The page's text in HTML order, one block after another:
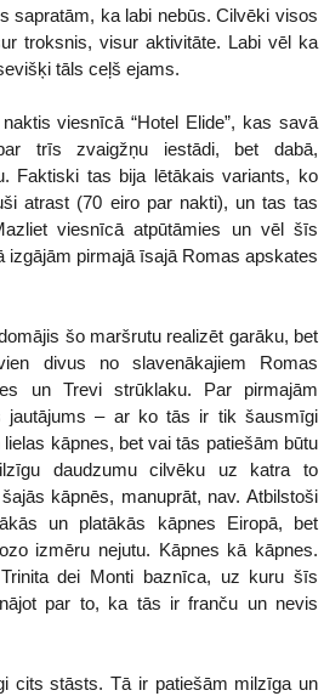
sapratām, ka labi nebūs. Cilvēki visos
troksnis, visur aktivitāte. Labi vēl ka
tāls ceļš ejams.
viesnīcā “Hotel Elide”, kas savā
trīs zvaigžņu iestādi, bet dabā,
Faktiski tas bija lētākais variants, ko
atrast (70 eiro par nakti), un tas tas
viesnīcā atpūtāmies un vēl šīs
izgājām pirmajā īsajā Romas apskates
šo maršrutu realizēt garāku, bet
divus no slavenākajiem Romas
un Trevi strūklaku. Par pirmajām
jautājums – ar ko tās ir tik šausmīgi
kāpnes, bet vai tās patiešām būtu
daudzumu cilvēku uz katra to
kāpnēs, manuprāt, nav. Atbilstoši
un platākās kāpnes Eiropā, bet
izmēru nejutu. Kāpnes kā kāpnes.
dei Monti baznīca, uz kuru šīs
par to, ka tās ir franču un nevis
cits stāsts. Tā ir patiešām milzīga un